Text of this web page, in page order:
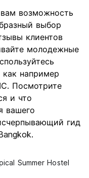
8.7
8.8
8.6
возможность
выбор
клиентов
молодежные
например
Посмотрите
и что
вашего
гид
Summer Hostel